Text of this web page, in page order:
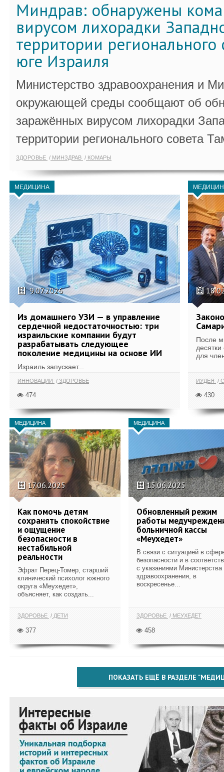
Миндрав: обнаружены
вирусом лихорадки
территории регионального
юге Израиля
Министерство здравоохранения и
окружающей среды сообщают об
заражённых вирусом лихорадки
территории регионального совета
ЗДОРОВЬЕ МИНЗДРАВ КОМАРЫ
МЕДИЦИНА
9.07.2026
Из домашнего УЗИ — в управление
сердечной недостаточностью: три
израильские компании будут
разрабатывать следующее
поколение медицины на основе ИИ
Израиль запускает...
ИННОВАЦИИ ЗДОРОВЬЕ
474
После
для
ИУДЕЯ
430
МЕДИЦИНА
17.06.2025
Как помочь детям
сохранять спокойствие
и ощущение
безопасности в
нестабильной
реальности
Эфрат Перец-Томер, старший
клинический психолог южного
округа «Меухедет»,
объясняет, как создать...
ЗДОРОВЬЕ ДЕТИ
377
МЕДИЦИНА
15.06.2025
Обновленный режим
работы
больничной кассы
«Меухедет»
В связи с ситуацией в
безопасности и в
с указаниями Министерства
здравоохранения, в
воскресенье...
ЗДОРОВЬЕ МЕУХЕДЕТ
458
ПОКАЗАТЬ ЕЩЁ В РАЗДЕЛЕ